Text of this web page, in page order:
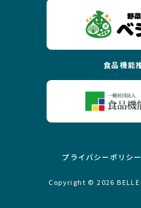
食品機能
プライバシーポリシー
Copyright ©2026